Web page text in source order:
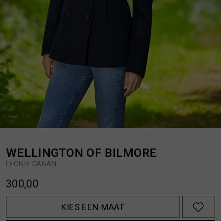
BROEKEN
HANDSCHOENEN
HOEDEN
JASSEN
JASSEN
JEANS
OVERHEMDEN
OVERSHIRTS
WELLINGTON OF BILMORE
LEONIE CABAN
300,00
KIES EEN MAAT